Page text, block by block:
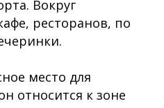
Вокруг
ресторанов, по
место для
относится к зоне